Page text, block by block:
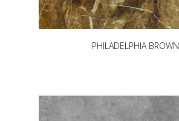
PHILADELPHIA BROWN